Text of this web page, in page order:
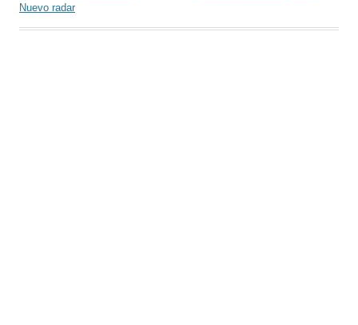
Nuevo radar